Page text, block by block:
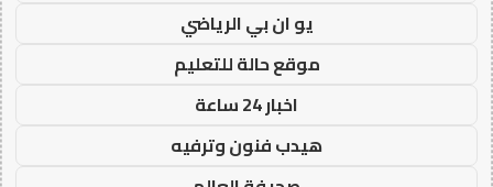
يو ان بي الرياضي
موقع حالة للتعليم
اخبار 24 ساعة
هيدب فنون وترفيه